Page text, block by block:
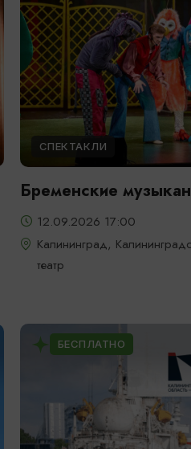
СПЕКТАКЛИ
Бременские
12.09.2026 17:00
Калининград,
театр
БЕСПЛАТНО